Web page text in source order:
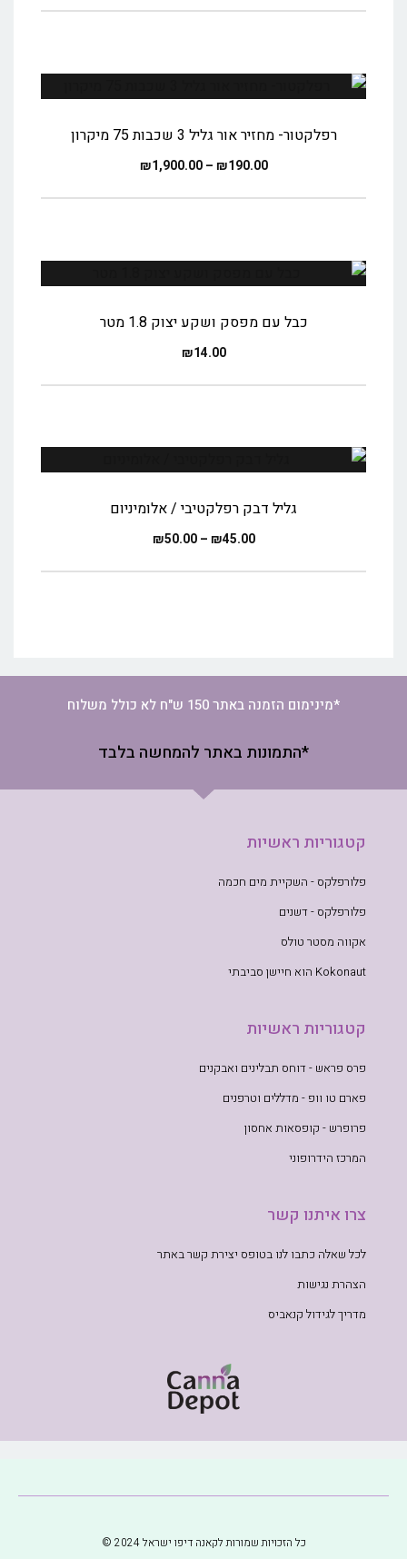
רפלקטור- מחזיר אור גליל 3 שכבות 75 מיקרון
₪190.00
–
₪1,900.00
כבל עם מפסק ושקע יצוק 1.8 מטר
₪14.00
גליל דבק רפלקטיבי / אלומיניום
₪45.00
–
₪50.00
*מינימום הזמנה באתר 150 ש"ח לא כולל משלוח
*התמונות באתר להמחשה בלבד
קטגוריות ראשיות
פלורפלקס - השקיית מים חכמה
פלורפלקס - דשנים
אקווה מסטר טולס
Kokonaut הוא חיישן סביבתי
קטגוריות ראשיות
פרס פראש - דוחס תבלינים ואבקנים
פארם טו וופ - מדללים וטרפנים
פרופרש - קופסאות אחסון
המרכז הידרופוני
צרו איתנו קשר
לכל שאלה כתבו לנו בטופס יצירת קשר באתר
הצהרת נגישות
מדריך לגידול קנאביס
כל הזכויות שמורות לקאנה דיפו ישראל 2024 ©